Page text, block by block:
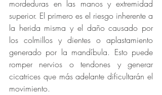
mordeduras en las manos y extremidad
superior. El primero es el riesgo inherente a
la herida misma y el daño causado por
los colmillos y dientes o aplastamiento
generado por la mandíbula. Esto puede
romper nervios o tendones y generar
cicatrices que más adelante dificultarán el
movimiento.